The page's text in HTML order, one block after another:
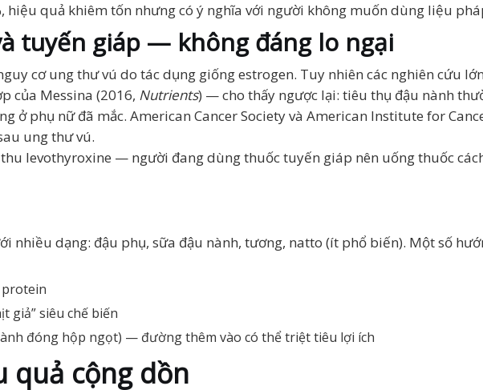
hiệu quả khiêm tốn nhưng có ý nghĩa với người không muốn dùng liệu
tuyến giáp — không đáng lo ngại
cơ ung thư vú do tác dụng giống estrogen. Tuy nhiên các nghiên cứu
của Messina (2016, Nutrients) — cho thấy ngược lại: tiêu thụ đậu nành
ở phụ nữ đã mắc. American Cancer Society và American Institute for
ung thư vú.
levothyroxine — người đang dùng thuốc tuyến giáp nên uống thuốc
nhiều dạng: đậu phụ, sữa đậu nành, tương, natto (ít phổ biến). Một số
protein
giả” siêu chế biến
đóng hộp ngọt) — đường thêm vào có thể triệt tiêu lợi ích
quả cộng dồn